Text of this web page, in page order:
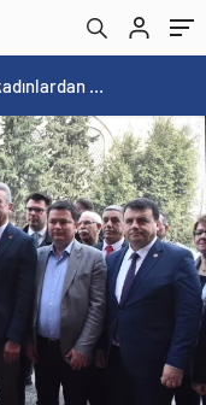
Cristiano Ronaldo’nun akıllara zarar tüm kariyerinin istatistiğini çıkardık !